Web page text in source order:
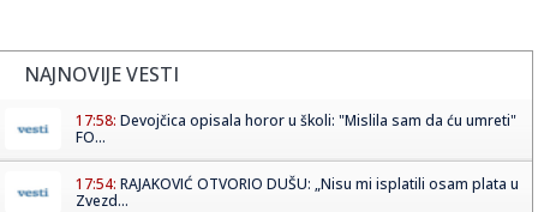
NAJNOVIJE VESTI
17:58: Devojčica opisala horor u školi: "Mislila sam da ću umreti"
FO...
17:54: RAJAKOVIĆ OTVORIO DUŠU: „Nisu mi isplatili osam plata u
Zvezd...